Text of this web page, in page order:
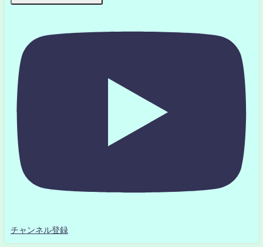
チャンネル登録